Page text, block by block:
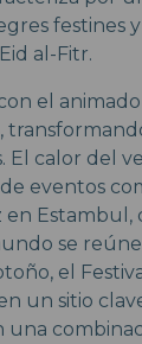
festines
al-Fitr.
el animado
El calor del
eventos
en Estambul,
se
el
un sitio
una